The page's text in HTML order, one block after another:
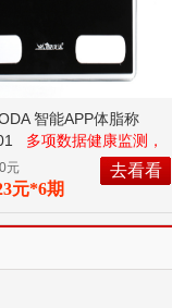
智能APP体脂称
多项数据健康监测，
性
元
元*6期
去看看